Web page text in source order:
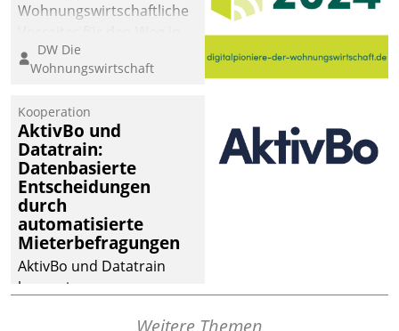
Wohnungswirtschaftliche
eine digitale Zukunft zu
finden, ist das Ziel des
der
Wohnungswirtschaft“.
Bewerben können sich
dafür ein Team
bestehend aus
Wohnungsunternehmen
und PropTech.
DW Die
Wohnungswirtschaft
Kooperation
AktivBo und
Datatrain:
Datenbasierte
Entscheidungen
durch
automatisierte
Mieterbefragungen
AktivBo und Datatrain
kooperieren –
Weitere Themen